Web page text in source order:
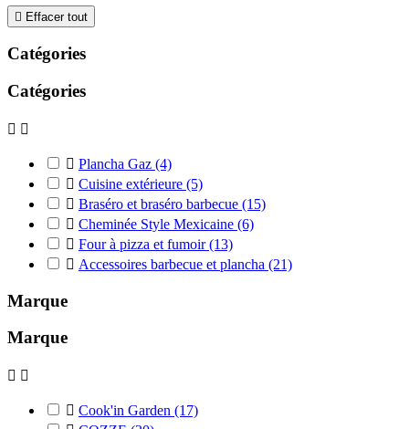
 Effacer tout
Catégories
Catégories
 
 Plancha Gaz (4)
 Cuisine extérieure (5)
 Braséro et braséro barbecue (15)
 Cheminée Style Mexicaine (6)
 Four à pizza et fumoir(13)
 Accessoires barbecue et plancha (21)
Marque
Marque
 
 Cook'in Garden (17)